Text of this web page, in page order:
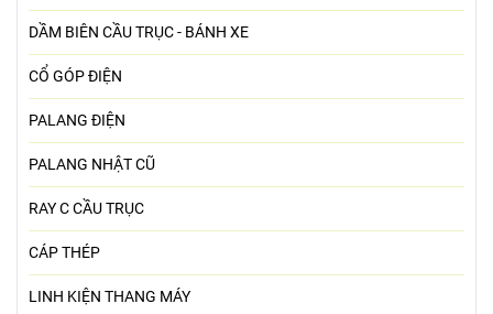
DẦM BIÊN CẦU TRỤC - BÁNH XE
CỔ GÓP ĐIỆN
PALANG ĐIỆN
PALANG NHẬT CŨ
RAY C CẦU TRỤC
CÁP THÉP
LINH KIỆN THANG MÁY